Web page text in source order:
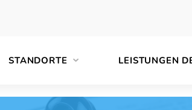
STANDORTE LEISTUNGEN